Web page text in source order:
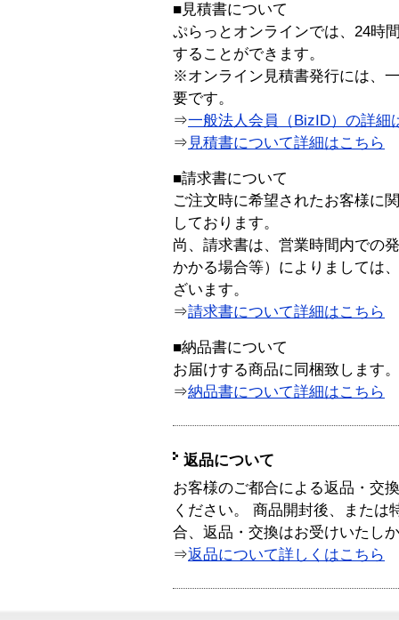
■見積書について
ぷらっとオンラインでは、24時
することができます。
※オンライン見積書発行には、
要です。
⇒一般法人会員（BizID）の詳細
⇒ 見積書について詳細はこちら
■請求書について
ご注文時に希望されたお客様に
しております。
尚、請求書は、営業時間内での
かかる場合等）によりましては
ざいます。
⇒請求書について詳細はこちら
■納品書について
お届けする商品に同梱致します。
⇒納品書について詳細はこちら
返品について
お客様のご都合による返品・交
ください。 商品開封後、または
合、返品・交換はお受けいたし
⇒返品について詳しくはこちら